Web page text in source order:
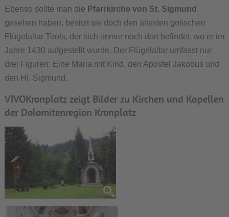
Ebenso sollte man die Pfarrkirche von St. Sigmund
gesehen haben, besitzt sie doch den ältesten gotischen
Flügelaltar Tirols, der sich immer noch dort befindet, wo er im
Jahre 1430 aufgestellt wurde. Der Flügelaltar umfasst nur
drei Figuren: Eine Maria mit Kind, den Apostel Jakobus und
den Hl. Sigmund.
VIVOKronplatz zeigt Bilder zu Kirchen und Kapellen
der Dolomitenregion Kronplatz